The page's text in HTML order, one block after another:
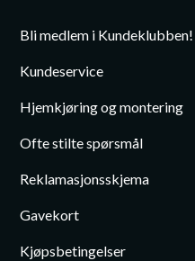
Bli medlem i Kundeklubben!
Kundeservice
Hjemkjøring og montering
Ofte stilte spørsmål
Reklamasjonsskjema
Gavekort
Kjøpsbetingelser